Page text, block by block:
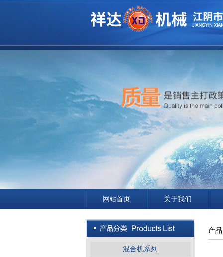
网站首页 关于我们
混合机系列
产